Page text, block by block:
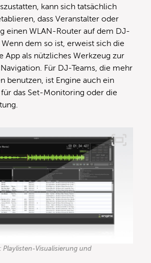
kann sich tatsächlich
dass Veranstalter oder
einen WLAN-Router auf dem DJ-
dem so ist, erweist sich die
App als nützliches Werkzeug zur
Für DJ-Teams, die mehr
benutzen, ist Engine auch ein
das Set-Monitoring oder die
Playlisten-Visualisierung und